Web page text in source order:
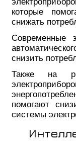
которые
снижать
Современные
снизить
Также на
помогают
системы